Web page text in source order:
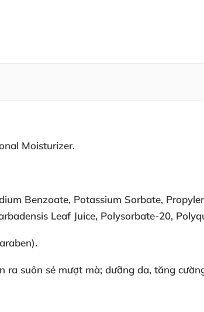
Moisturizer.
Benzoate, Potassium Sorbate,
Leaf Juice, Polysorbate-20,
ra suôn sẻ mượt mà; dưỡng da, tăng